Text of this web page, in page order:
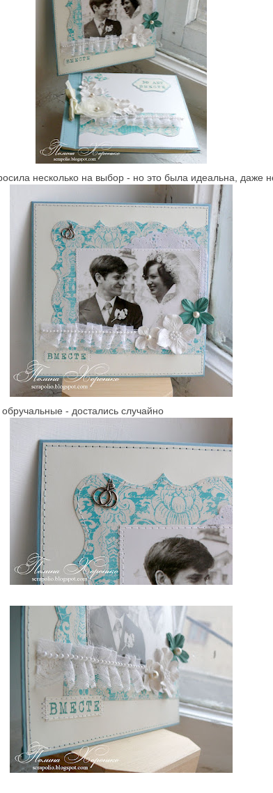
несколько на выбор - но это была идеальна, даже
- достались случайно